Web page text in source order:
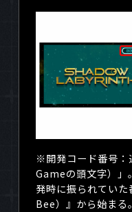
※開発コード番号：
Gameの頭文字）」
発時に振られていた
Bee）』から始まる。